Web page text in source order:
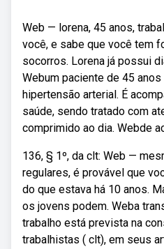
Web — lorena, 45 anos,
você, e sabe que você tem
socorros. Lorena já possui
Webum paciente de 45
hipertensão arterial. É
saúde, sendo tratado com
comprimido ao dia. Webde
136, § 1º, da clt: Web —
regulares, é provável que
do que estava há 10 anos.
os jovens podem. Weba
trabalho está prevista na
trabalhistas ( clt), em seus